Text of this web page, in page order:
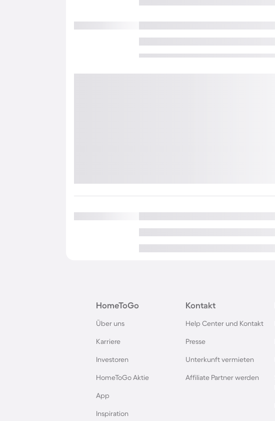
HomeToGo
Über uns
Karriere
Investoren
HomeToGo Aktie
App
Inspiration
Kontakt
Help Center und Kontakt
Presse
Unterkunft vermieten
Affiliate Partner werden